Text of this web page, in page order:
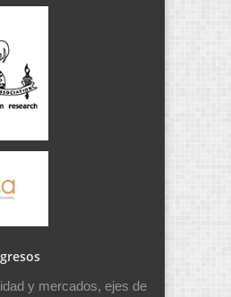
y mercados, ejes de